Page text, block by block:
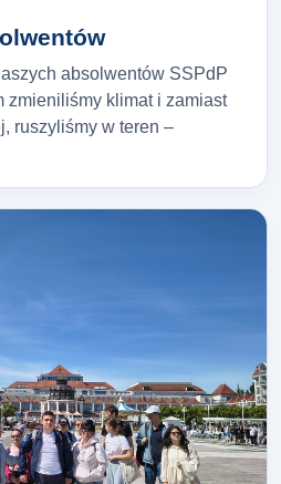
absolwentów SSPdP
zmieniliśmy klimat i zamiast
ruszyliśmy w teren –